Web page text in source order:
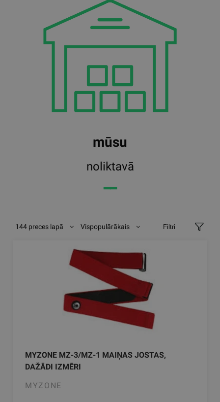
mūsu
noliktavā
━━
144 preces lapā Vispopulārākais Filtri
MYZONE MZ-3/MZ-1 MAIŅAS JOSTAS,
DAŽĀDI IZMĒRI
MYZONE